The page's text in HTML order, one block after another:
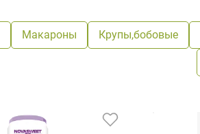
Макароны Крупы,бобовые